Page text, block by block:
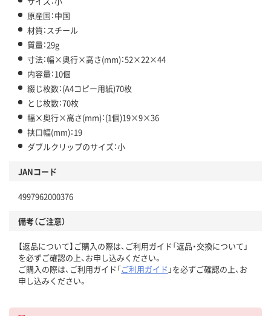
原産国：中国
材質：スチール
質量：29g
寸法：幅×奥行×高さ(mm)：52×22×44
内容量：10個
綴じ枚数：(A4コピー用紙)70枚
とじ枚数：70枚
幅×奥行×高さ(mm)：(1個)19×9×36
挟口幅(mm)：19
ダブルクリップのサイズ：小
JANコード
4997962000376
備考（ご注意）
【返品について】ご購入の際は、ご利用ガイド「返品・交換について」
を必ずご確認の上、お申し込みください。
ご購入の際は、ご利用ガイド「ご利用ガイド 」を必ずご確認の上、お
申し込みください。